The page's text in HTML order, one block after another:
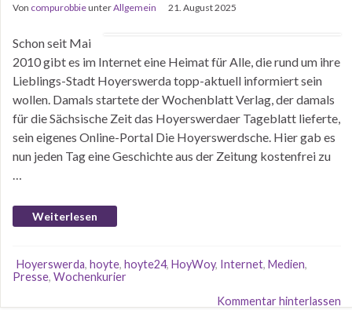
Von compurobbieunterAllgemein 21. August 2025
Schon seit Mai
2010 gibt es im Internet eine Heimat für Alle, die rund um ihre
Lieblings-Stadt Hoyerswerda topp-aktuell informiert sein
wollen. Damals startete der Wochenblatt Verlag, der damals
für die Sächsische Zeit das Hoyerswerdaer Tageblatt lieferte,
sein eigenes Online-Portal Die Hoyerswerdsche. Hier gab es
nun jeden Tag eine Geschichte aus der Zeitung kostenfrei zu
…
Weiterlesen
Hoyerswerda, hoyte, hoyte24, HoyWoy, Internet, Medien,
Presse, Wochenkurier
Kommentar hinterlassen